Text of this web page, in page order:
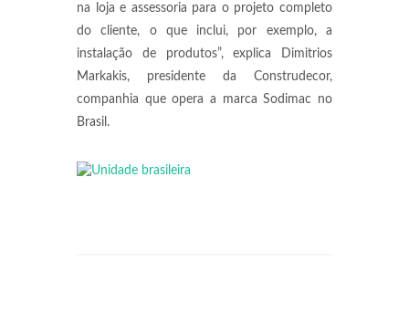
na loja e assessoria para o projeto completo
do cliente, o que inclui, por exemplo, a
instalação de produtos”, explica Dimitrios
Markakis, presidente da Construdecor,
companhia que opera a marca Sodimac no
Brasil .